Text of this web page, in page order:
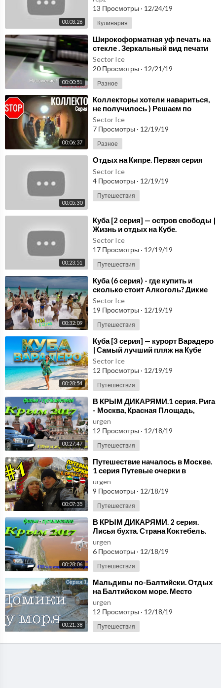
00:03:26
13 Просмотры · 12/24/19
Кулинария
00:00:51
⁣Широкоформатная уф печать на
стекле . Зеркальный вид печати
(печать с оборота) Украина, Киев
Sector Ice
20 Просмотры · 12/21/19
Разное
00:06:37
⁣Коллекторы хотели навариться,
не получилось ) Решаем по
закону Казахстан Серия 2
Sector Ice
7 Просмотры · 12/19/19
Разное
00:05:30
⁣Отдых на Кипре. Первая серия
Sector Ice
4 Просмотры · 12/19/19
Путешествия
00:23:51
⁣Куба [2 серия] — остров свободы |
Жизнь и отдых на Кубе.
Sector Ice
17 Просмотры · 12/19/19
Путешествия
00:32:09
⁣Куба (6 серия) - где купить и
сколько стоит Алкоголь? Дикие
танцы, Уезжаем домой.
Sector Ice
19 Просмотры · 12/19/19
Путешествия
00:28:54
⁣Куба [3 серия] — курорт Варадеро
| Самый лучший пляж на Кубе
Sector Ice
12 Просмотры · 12/19/19
Путешествия
00:27:47
⁣В КРЫМ ДИКАРЯМИ.1 серия. Рига
- Москва, Красная Площадь,
трасса М4-ДОН, Порт Кавказ.
urgen
12 Просмотры · 12/18/19
Путешествия
00:07:35
⁣Путешествие началось в Москве.
1 серия Путевые очерки в
Прибалтике
urgen
9 Просмотры · 12/18/19
Путешествия
00:28:06
⁣В КРЫМ ДИКАРЯМИ. 2 серия.
Лисья бухта. Страна Коктебель.
Азовское море.
urgen
6 Просмотры · 12/18/19
Путешествия
00:21:38
⁣Мальдивы по-Балтийски. Отдых
на Балтийском море. Место
гибели В.Цоя. Серия 1 \ 2.
urgen
12 Просмотры · 12/18/19
Путешествия